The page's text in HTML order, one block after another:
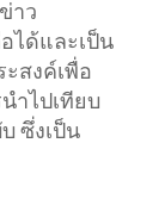
าว
ได้และเป็น
สงค์เพื่อ
ำไปเทียบ
ซึ่งเป็น